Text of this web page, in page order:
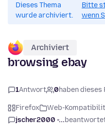
Dieses Thema
wurde archiviert.
Bitte
wenn
Archiviert
browsing ebay
1Antwort 0haben dieses
Firefox Web-
jscher2000 -...